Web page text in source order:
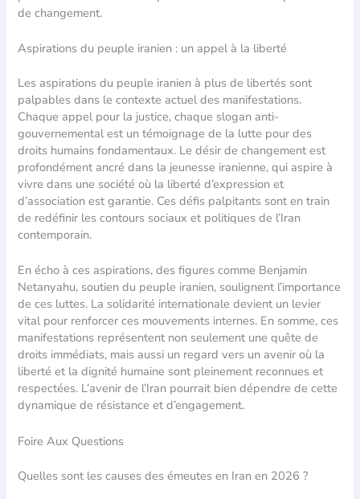
de changement.
Aspirations du peuple iranien : un appel à la liberté
Les aspirations du peuple iranien à plus de libertés sont
palpables dans le contexte actuel des manifestations.
Chaque appel pour la justice, chaque slogan anti-
gouvernemental est un témoignage de la lutte pour des
droits humains fondamentaux. Le désir de changement est
profondément ancré dans la jeunesse iranienne, qui aspire à
vivre dans une société où la liberté d’expression et
d’association est garantie. Ces défis palpitants sont en train
de redéfinir les contours sociaux et politiques de l’Iran
contemporain.
En écho à ces aspirations, des figures comme Benjamin
Netanyahu, soutien du peuple iranien, soulignent l’importance
de ces luttes. La solidarité internationale devient un levier
vital pour renforcer ces mouvements internes. En somme, ces
manifestations représentent non seulement une quête de
droits immédiats, mais aussi un regard vers un avenir où la
liberté et la dignité humaine sont pleinement reconnues et
respectées. L’avenir de l’Iran pourrait bien dépendre de cette
dynamique de résistance et d’engagement.
Foire Aux Questions
Quelles sont les causes des émeutes en Iran en 2026 ?